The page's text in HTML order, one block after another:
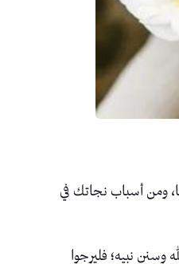
ومن أسباب نجاتك في
وسنن نبيه؛ فليرجوا